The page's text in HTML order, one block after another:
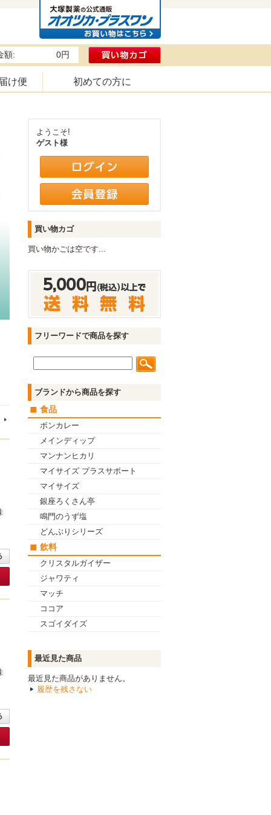
額: 0円
け便 初めての方に
ようこそ!
ゲスト様
買い物カゴ
買い物かごは空です...
フリーワードで商品を探す
ブランドから商品を探す
食品
ボンカレー
メインディップ
マンナンヒカリ
マイサイズ プラスサポート
マイサイズ
銀座ろくさん亭
鳴門のうず塩
どんぶりシリーズ
飲料
クリスタルガイザー
ジャワティ
マッチ
ココア
スゴイダイズ
最近見た商品
最近見た商品がありません。
履歴を残さない